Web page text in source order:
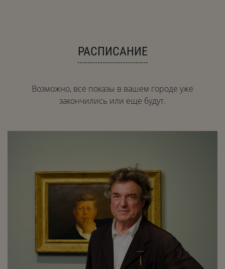
РАСПИСАНИЕ
Возможно, все показы в вашем городе уже
закончились или еще будут.